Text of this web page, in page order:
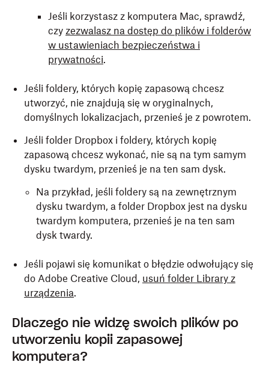
Jeśli korzystasz z komputera Mac, sprawdź,
czy zezwalasz na dostęp do plików i folderów
w ustawieniach bezpieczeństwa i
prywatności.
Jeśli foldery, których kopię zapasową chcesz
utworzyć, nie znajdują się w oryginalnych,
domyślnych lokalizacjach, przenieś je z powrotem.
Jeśli folder Dropbox i foldery, których kopię
zapasową chcesz wykonać, nie są na tym samym
dysku twardym, przenieś je na ten sam dysk.
Na przykład, jeśli foldery są na zewnętrznym
dysku twardym, a folder Dropbox jest na dysku
twardym komputera, przenieś je na ten sam
dysk twardy.
Jeśli pojawi się komunikat o błędzie odwołujący się
do Adobe Creative Cloud, usuń folder Library z
urządzenia.
Dlaczego nie widzę swoich plików po
utworzeniu kopii zapasowej
komputera?